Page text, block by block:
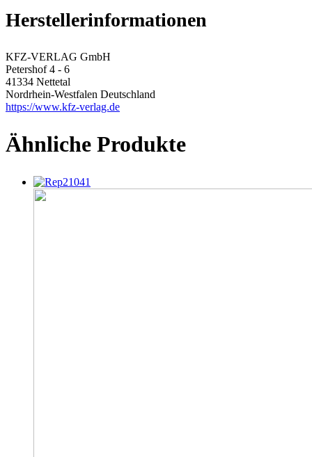
Herstellerinformationen
KFZ-VERLAG GmbH
Petershof 4 - 6
41334 Nettetal
Nordrhein-Westfalen Deutschland
https://www.kfz-verlag.de
Ähnliche Produkte